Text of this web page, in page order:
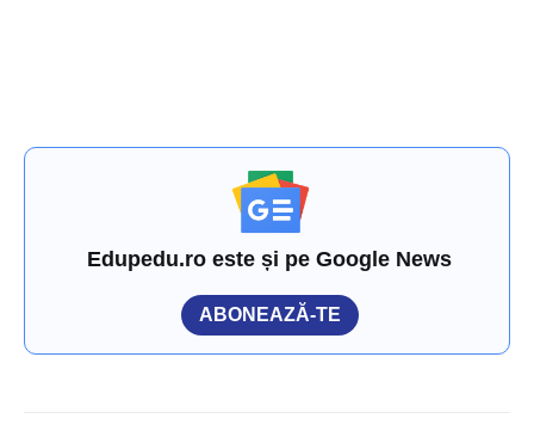
Edupedu.ro este și pe Google News
ABONEAZĂ-TE